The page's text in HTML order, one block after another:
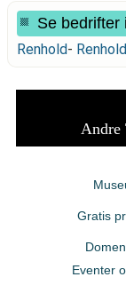
Se bedrifter
Renhold-
Andre
Gratis
Eventer